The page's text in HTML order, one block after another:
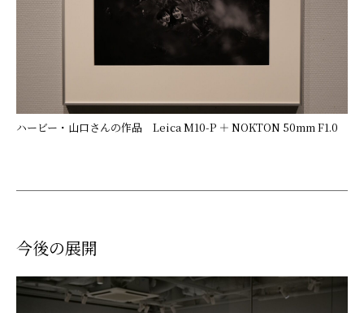
ハービー・山口さんの作品 Leica M10-P ＋ NOKTON 50mm F1.0
今後の展開